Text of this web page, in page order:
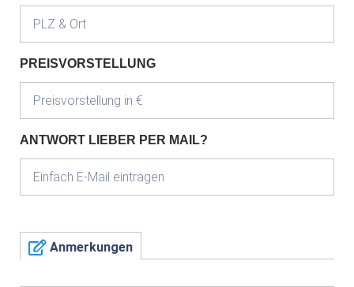
PREISVORSTELLUNG
ANTWORT LIEBER PER MAIL?
Anmerkungen